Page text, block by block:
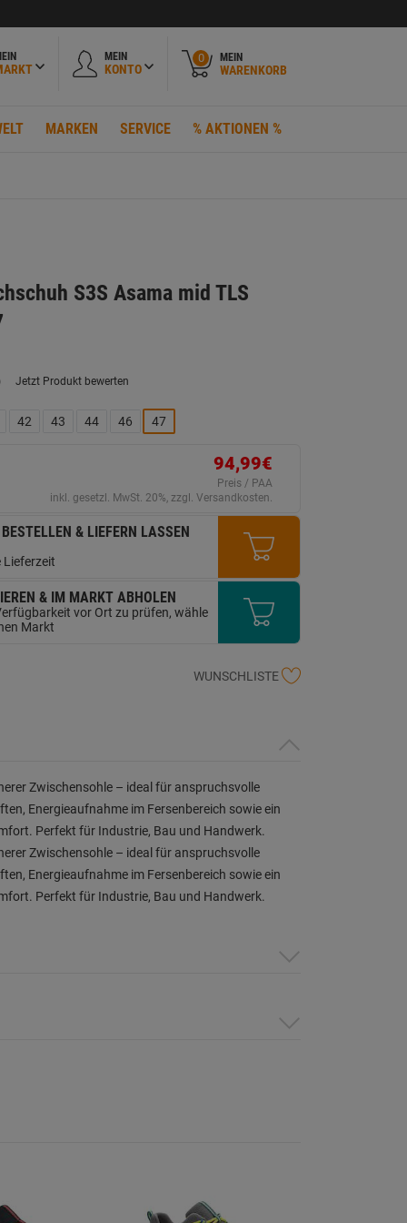
MEIN
KONTO
0 MEIN
WARENKORB
MARKEN SERVICE % AKTIONEN %
S3S Asama mid TLS
Jetzt Produkt bewerten
42 43 44 46 47
94,99€
Preis / PAA
inkl. gesetzl. MwSt. 20%, zzgl. Versandkosten.
& LIEFERN LASSEN
Lieferzeit
& IM MARKT ABHOLEN
vor Ort zu prüfen, wähle
Markt
WUNSCHLISTE
Zwischensohle – ideal für anspruchsvolle
Energieaufnahme im Fersenbereich sowie ein
Perfekt für Industrie, Bau und Handwerk.
Zwischensohle – ideal für anspruchsvolle
Energieaufnahme im Fersenbereich sowie ein
Perfekt für Industrie, Bau und Handwerk.